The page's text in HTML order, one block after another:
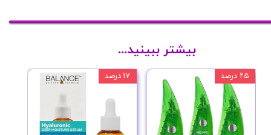
۱۷ درصد ۲۵ درصد
بیشتر ببینید...